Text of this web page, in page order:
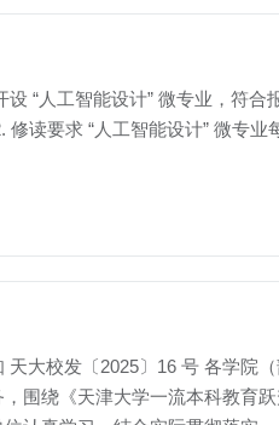
“人工智能设计” 微专业，符
读要求 “人工智能设计” 微专
大校发〔2025〕16 号 各学院
围绕《天津大学一流本科教育